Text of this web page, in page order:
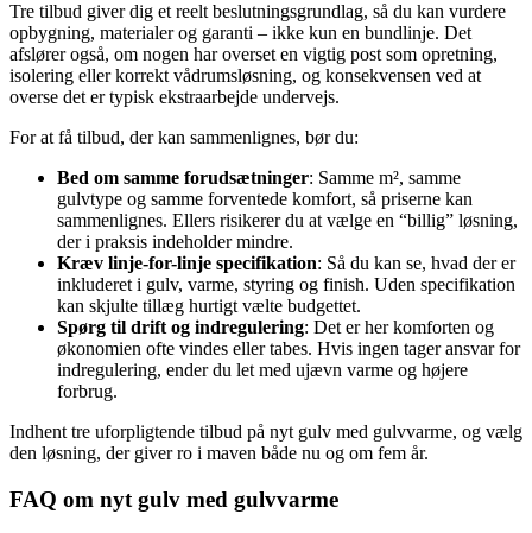
Tre tilbud giver dig et reelt beslutningsgrundlag, så du kan vurdere
opbygning, materialer og garanti – ikke kun en bundlinje. Det
afslører også, om nogen har overset en vigtig post som opretning,
isolering eller korrekt vådrumsløsning, og konsekvensen ved at
overse det er typisk ekstraarbejde undervejs.
For at få tilbud, der kan sammenlignes, bør du:
Bed om samme forudsætninger: Samme m², samme
gulvtype og samme forventede komfort, så priserne kan
sammenlignes. Ellers risikerer du at vælge en “billig” løsning,
der i praksis indeholder mindre.
Kræv linje-for-linje specifikation: Så du kan se, hvad der er
inkluderet i gulv, varme, styring og finish. Uden specifikation
kan skjulte tillæg hurtigt vælte budgettet.
Spørg til drift og indregulering: Det er her komforten og
økonomien ofte vindes eller tabes. Hvis ingen tager ansvar for
indregulering, ender du let med ujævn varme og højere
forbrug.
Indhent tre uforpligtende tilbud på nyt gulv med gulvvarme, og vælg
den løsning, der giver ro i maven både nu og om fem år.
FAQ om nyt gulv med gulvvarme